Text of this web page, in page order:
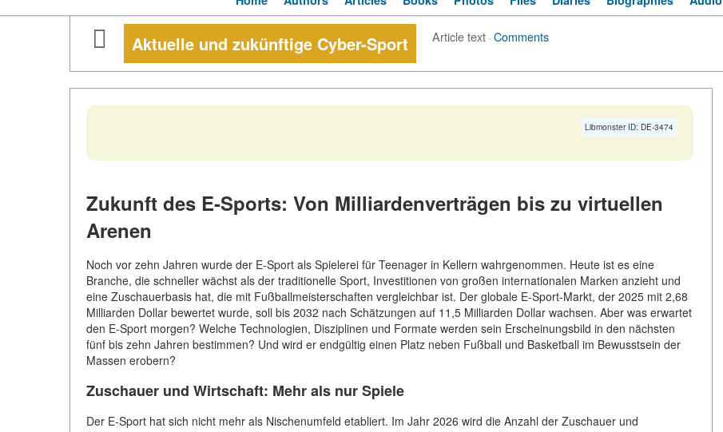
Aktuelle und zukünftige Cyber-Sport Article text·Comments
Libmonster ID: DE-3474
Zukunft des E-Sports: Von Milliardenverträgen bis zu virtuellen
Arenen
Noch vor zehn Jahren wurde der E-Sport als Spielerei für Teenager in Kellern wahrgenommen. Heute ist es eine
Branche, die schneller wächst als der traditionelle Sport, Investitionen von großen internationalen Marken anzieht und
eine Zuschauerbasis hat, die mit Fußballmeisterschaften vergleichbar ist. Der globale E-Sport-Markt, der 2025 mit 2,68
Milliarden Dollar bewertet wurde, soll bis 2032 nach Schätzungen auf 11,5 Milliarden Dollar wachsen. Aber was erwartet
den E-Sport morgen? Welche Technologien, Disziplinen und Formate werden sein Erscheinungsbild in den nächsten
fünf bis zehn Jahren bestimmen? Und wird er endgültig einen Platz neben Fußball und Basketball im Bewusstsein der
Massen erobern?
Zuschauer und Wirtschaft: Mehr als nur Spiele
Der E-Sport hat sich nicht mehr als Nischenumfeld etabliert. Im Jahr 2026 wird die Anzahl der Zuschauer und